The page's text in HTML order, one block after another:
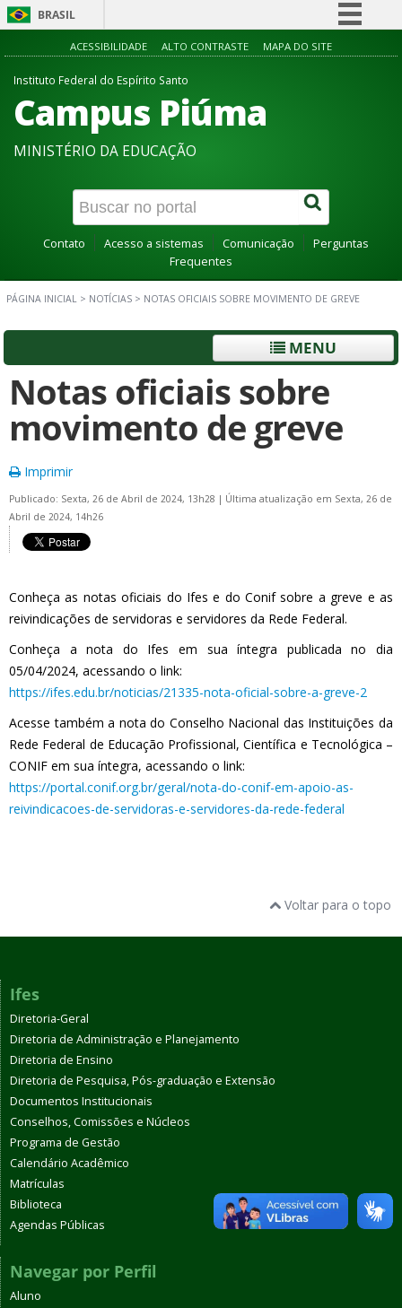
BRASIL
Simplifique!
Acesso à informação
Canais
ACESSIBILIDADE ALTO CONTRASTE MAPA DO SITE
Instituto Federal do Espírito Santo
Campus Piúma
MINISTÉRIO DA EDUCAÇÃO
Contato Acesso a sistemas Comunicação
Perguntas
Frequentes
PÁGINA INICIAL > NOTÍCIAS > NOTAS OFICIAIS SOBRE MOVIMENTO DE GREVE
MENU
Notas oficiais sobre
movimento de greve
Imprimir
Publicado: Sexta, 26 de Abril de 2024, 13h28 | Última atualização em Sexta, 26 de
Abril de 2024, 14h26
Conheça as notas oficiais do Ifes e do Conif sobre a greve e as
reivindicações de servidoras e servidores da Rede Federal.
Conheça a nota do Ifes em sua íntegra publicada no dia
05/04/2024, acessando o link:
https://ifes.edu.br/noticias/21335-nota-oficial-sobre-a-greve-2
Acesse também a nota do Conselho Nacional das Instituições da
Rede Federal de Educação Profissional, Científica e Tecnológica –
CONIF em sua íntegra, acessando o link:
https://portal.conif.org.br/geral/nota-do-conif-em-apoio-as-
reivindicacoes-de-servidoras-e-servidores-da-rede-federal
Voltar para o topo
Ifes
Diretoria-Geral
Diretoria de Administração e Planejamento
Diretoria de Ensino
Diretoria de Pesquisa, Pós-graduação e Extensão
Documentos Institucionais
Conselhos, Comissões e Núcleos
Programa de Gestão
Calendário Acadêmico
Matrículas
Biblioteca
Agendas Públicas
Navegar por Perfil
Aluno